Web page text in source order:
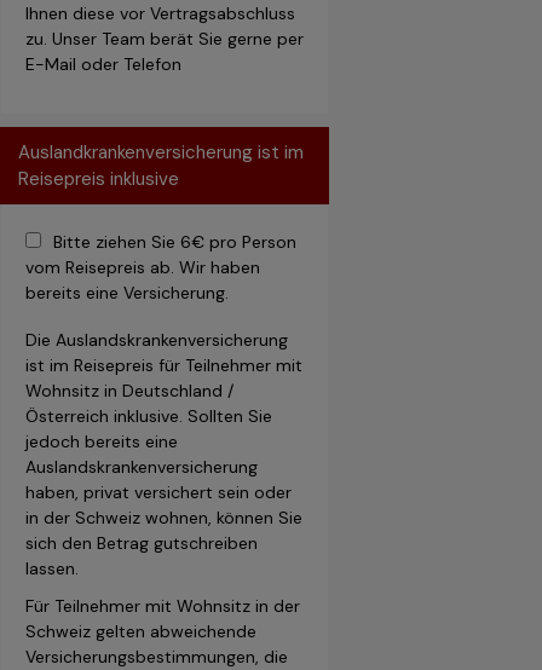
Ihnen diese vor Vertragsabschluss
zu. Unser Team berät Sie gerne per
E-Mail oder Telefon
Auslandkrankenversicherung ist im
Reisepreis inklusive
Bitte ziehen Sie 6€ pro Person
vom Reisepreis ab. Wir haben
bereits eine Versicherung.
Die Auslandskrankenversicherung
ist im Reisepreis für Teilnehmer mit
Wohnsitz in Deutschland /
Österreich inklusive. Sollten Sie
jedoch bereits eine
Auslandskrankenversicherung
haben, privat versichert sein oder
in der Schweiz wohnen, können Sie
sich den Betrag gutschreiben
lassen.
Für Teilnehmer mit Wohnsitz in der
Schweiz gelten abweichende
Versicherungsbestimmungen, die